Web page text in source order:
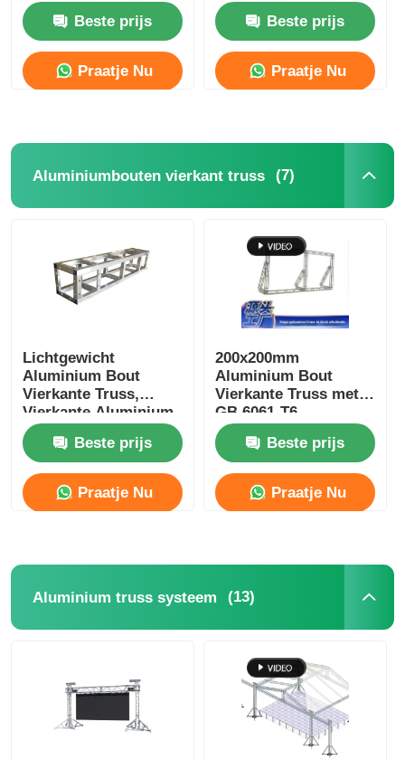
Beste prijs
Praatje Nu
Beste prijs
Praatje Nu
Aluminiumbouten vierkant truss (7)
Lichtgewicht
Aluminium Bout
Vierkante Truss,
Vierkante Aluminium
Truss Fabrikanten
Beste prijs
Praatje Nu
200x200mm
Aluminium Bout
Vierkante Truss met
GB 6061-T6
Aluminiumlegering
voor
Buitenverlichting
Podia
Beste prijs
Praatje Nu
Aluminium truss systeem (13)